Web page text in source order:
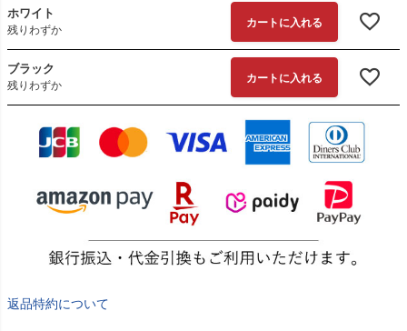
ホワイト
残りわずか
カートに入れる
ブラック
残りわずか
カートに入れる
返品特約について